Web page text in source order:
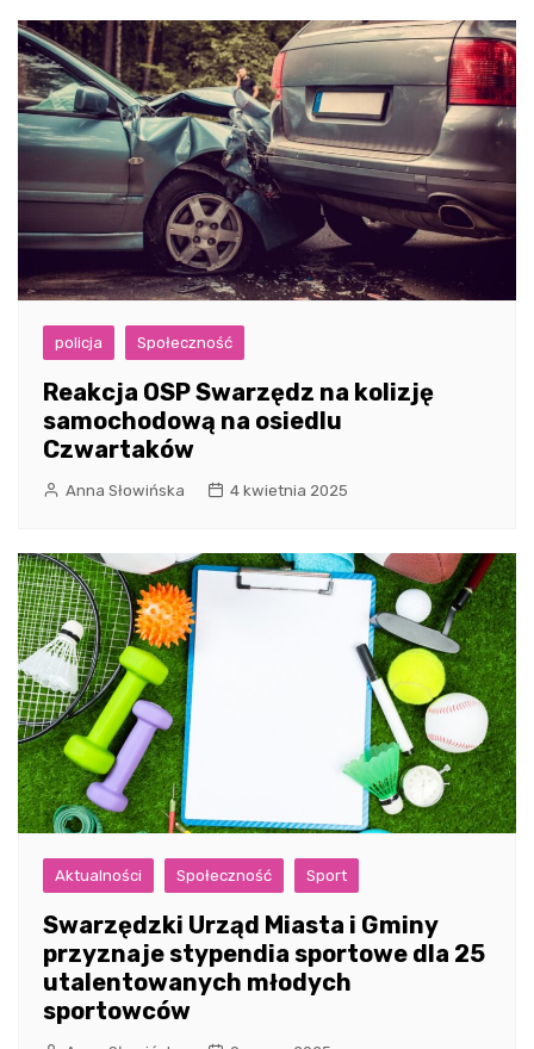
policja Społeczność
Reakcja OSP Swarzędz na kolizję
samochodową na osiedlu
Czwartaków
Anna Słowińska 4 kwietnia 2025
Aktualności Społeczność Sport
Swarzędzki Urząd Miasta i Gminy
przyznaje stypendia sportowe dla 25
utalentowanych młodych
sportowców